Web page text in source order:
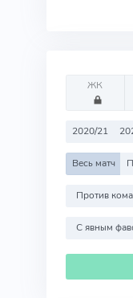
ЖК
2020/21
Весь матч
С явным